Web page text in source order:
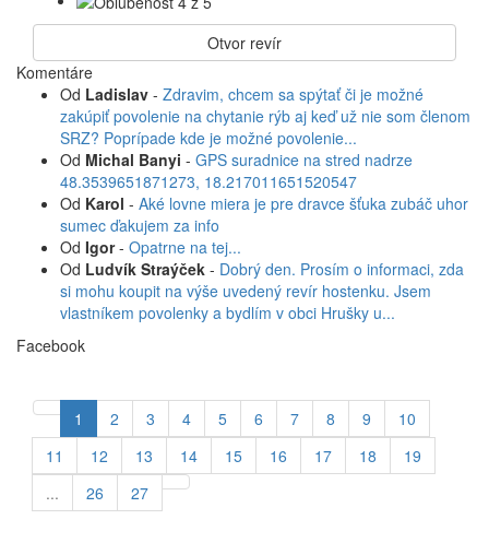
Otvor revír
Komentáre
Od Ladislav - Zdravim, chcem sa spýtať či je možné
zakúpiť povolenie na chytanie rýb aj keď už nie som členom
SRZ? Poprípade kde je možné povolenie...
Od Michal Banyi - GPS suradnice na stred nadrze
48.3539651871273, 18.217011651520547
Od Karol - Aké lovne miera je pre dravce šťuka zubáč uhor
sumec ďakujem za info
Od Igor- Opatrne na tej...
Od Ludvík Straýček - Dobrý den. Prosím o informaci, zda
si mohu koupit na výše uvedený revír hostenku. Jsem
vlastníkem povolenky a bydlím v obci Hrušky u...
Facebook
1 2 3 4 5 6 7 8 9
10
11
12 13 14 15 16 17 18
19
...
26 27